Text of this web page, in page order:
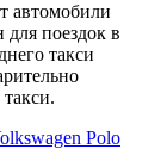
автомобили
для поездок в
такси